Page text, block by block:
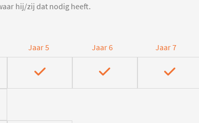
hij/zij dat nodig heeft.
Jaar 5 Jaar 6 Jaar 7